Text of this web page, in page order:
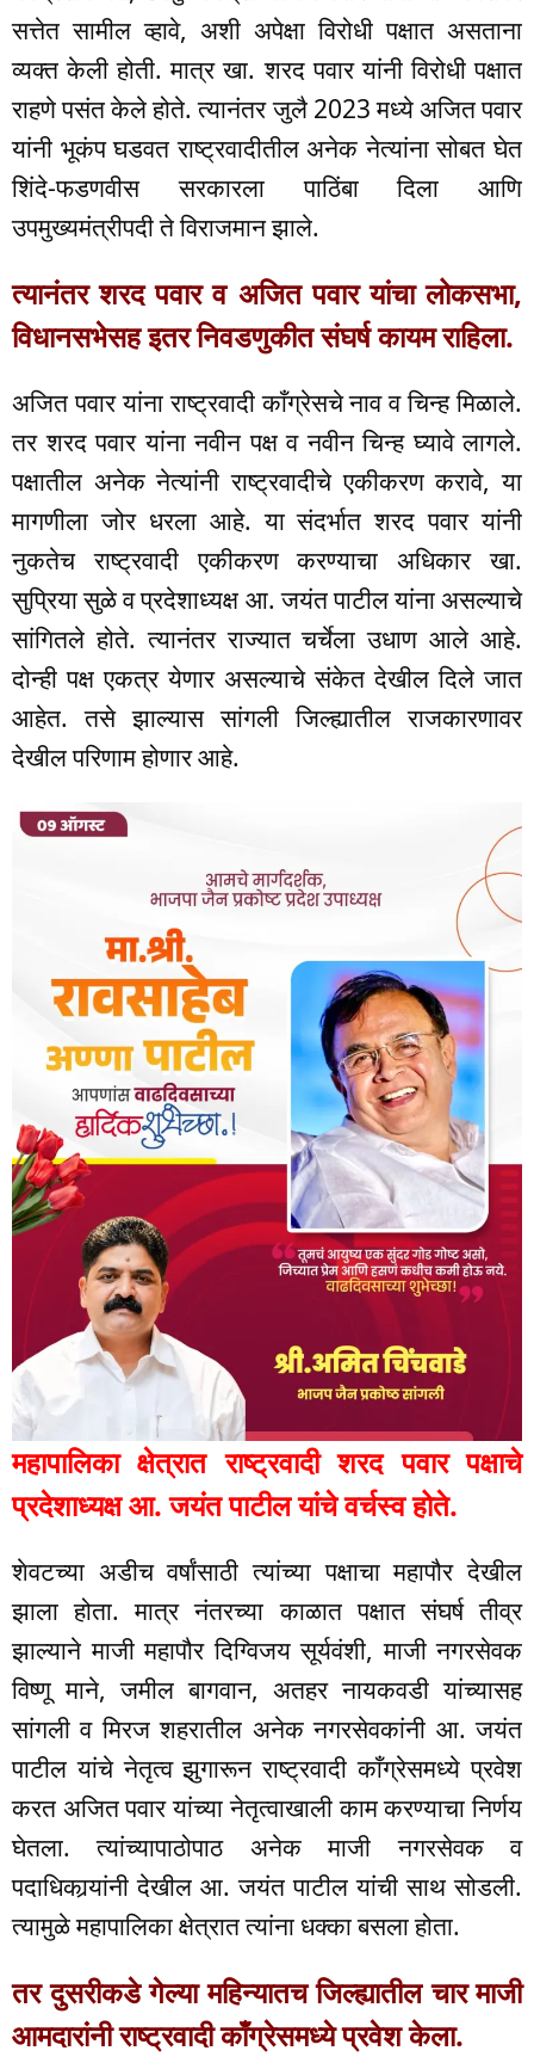
सत्तेत सामील व्हावे, अशी अपेक्षा विरोधी पक्षात असताना
व्यक्त केली होती. मात्र खा. शरद पवार यांनी विरोधी पक्षात
राहणे पसंत केले होते. त्यानंतर जुलै 2023 मध्ये अजित पवार
यांनी भूकंप घडवत राष्ट्रवादीतील अनेक नेत्यांना सोबत घेत
शिंदे-फडणवीस सरकारला पाठिंबा दिला आणि
उपमुख्यमंत्रीपदी ते विराजमान झाले.
त्यानंतर शरद पवार व अजित पवार यांचा लोकसभा,
विधानसभेसह इतर निवडणुकीत संघर्ष कायम राहिला.
अजित पवार यांना राष्ट्रवादी काँग्रेसचे नाव व चिन्ह मिळाले.
तर शरद पवार यांना नवीन पक्ष व नवीन चिन्ह घ्यावे लागले.
पक्षातील अनेक नेत्यांनी राष्ट्रवादीचे एकीकरण करावे, या
मागणीला जोर धरला आहे. या संदर्भात शरद पवार यांनी
नुकतेच राष्ट्रवादी एकीकरण करण्याचा अधिकार खा.
सुप्रिया सुळे व प्रदेशाध्यक्ष आ. जयंत पाटील यांना असल्याचे
सांगितले होते. त्यानंतर राज्यात चर्चेला उधाण आले आहे.
दोन्ही पक्ष एकत्र येणार असल्याचे संकेत देखील दिले जात
आहेत. तसे झाल्यास सांगली जिल्ह्यातील राजकारणावर
देखील परिणाम होणार आहे.
महापालिका क्षेत्रात राष्ट्रवादी शरद पवार पक्षाचे
प्रदेशाध्यक्ष आ. जयंत पाटील यांचे वर्चस्व होते.
शेवटच्या अडीच वर्षांसाठी त्यांच्या पक्षाचा महापौर देखील
झाला होता. मात्र नंतरच्या काळात पक्षात संघर्ष तीव्र
झाल्याने माजी महापौर दिग्विजय सूर्यवंशी, माजी नगरसेवक
विष्णू माने, जमील बागवान, अतहर नायकवडी यांच्यासह
सांगली व मिरज शहरातील अनेक नगरसेवकांनी आ. जयंत
पाटील यांचे नेतृत्व झुगारून राष्ट्रवादी काँग्रेसमध्ये प्रवेश
करत अजित पवार यांच्या नेतृत्वाखाली काम करण्याचा निर्णय
घेतला. त्यांच्यापाठोपाठ अनेक माजी नगरसेवक व
पदाधिकार्‍यांनी देखील आ. जयंत पाटील यांची साथ सोडली.
त्यामुळे महापालिका क्षेत्रात त्यांना धक्का बसला होता.
तर दुसरीकडे गेल्या महिन्यातच जिल्ह्यातील चार माजी
आमदारांनी राष्ट्रवादी काँग्रेसमध्ये प्रवेश केला.